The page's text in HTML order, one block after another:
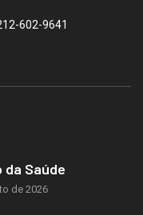
602-9641
da Saúde
de 2026